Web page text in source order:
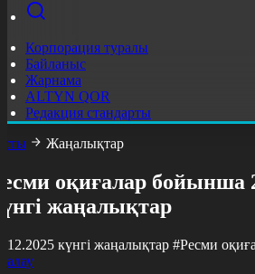
Корпорация туралы
Байланыс
Жарнама
ALTYN QOR
Редакция стандарты
Жаңалықтар
оқиғалар бойынша
жаңалықтар
күнгі жаңалықтар #Ресми